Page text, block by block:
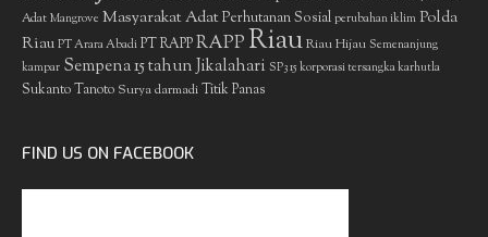
Adat Mangrove Masyarakat AdatPerhutanan Sosial perubahan iklim Polda
Riau PT Arara Abadi PT RAPPRAPPRiauRiau Hijau Semenanjung
kampar Sempena 15 tahun Jikalahari SP3 15 korporasi tersangka karhutla
Sukanto Tanoto Surya darmadiTitik Panas
FIND US ON FACEBOOK